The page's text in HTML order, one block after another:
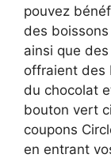
pouvez
des
ainsi que
offraient des
du chocolat
bouton vert
coupons
en entrant